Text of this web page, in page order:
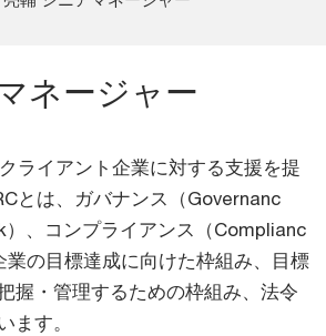
ネージャー
ライアント企業に対する支援を提
とは、ガバナンス（Governanc
）、コンプライアンス（Complianc
業の目標達成に向けた枠組み、目標
握・管理するための枠組み、法令
ます。